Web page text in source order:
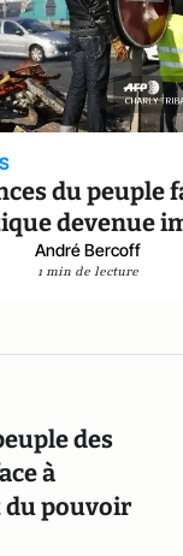
du peuple
devenue
André Bercoff
1 min de lecture
des
à
du pouvoir